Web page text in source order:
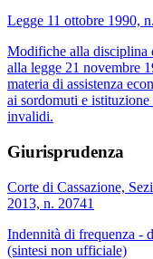
Legge 11 ottobre 1990,
Modifiche alla disciplina
alla legge 21 novembre
materia di assistenza
ai sordomuti e
invalidi.
Giurisprudenza
Corte di Cassazione,
2013, n. 20741
Indennità di frequenza -
(sintesi non ufficiale)